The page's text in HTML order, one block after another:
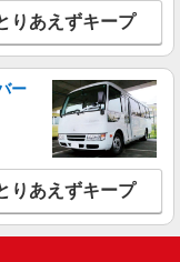
程として支給） 慶弔
り支給） ※残業
と,
゜
細を見る
タッフ
経験・能力による） ※
（規定あり） ゜
゜+゜ 入社祝い金10
○。・゜+゜
イルショップ
りあえずキープ
ー
りあえずキープ